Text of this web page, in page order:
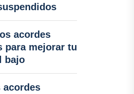
acordes
para mejorar tu
bajo
acordes